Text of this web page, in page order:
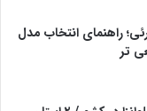
راهنمای انتخاب مدل
تر